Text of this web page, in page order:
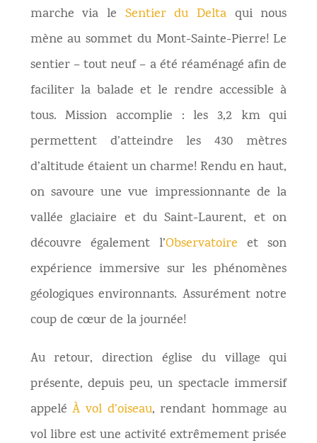
marche via le Sentier du Delta qui nous
mène au sommet du Mont-Sainte-Pierre! Le
sentier –tout neuf – a été réaménagé afin de
faciliter la balade et le rendre accessible à
tous. Mission accomplie : les 3,2 km qui
permettent d’atteindre les 430 mètres
d’altitude étaient un charme! Rendu en haut,
on savoure une vue impressionnante de la
vallée glaciaire et du Saint-Laurent, et on
découvre également l’Observatoire et son
expérience immersive sur les phénomènes
géologiques environnants. Assurément notre
coup de cœur de la journée!
Au retour, direction église du village qui
présente, depuis peu, un spectacle immersif
appeléÀ vol d’oiseau, rendant hommage au
vol libre est une activité extrêmement prisée